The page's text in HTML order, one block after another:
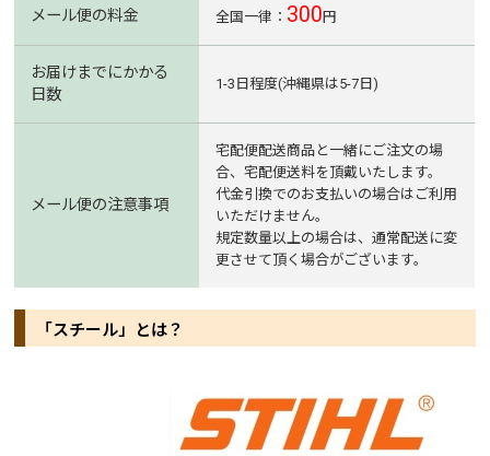
メール便の料金 全国一律： 300円
お届けまでにかかる
日数
1-3日程度(沖縄県は5-7日)
メール便の注意事項
宅配便配送商品と一緒にご注文の場
合、宅配便送料を頂戴いたします。
代金引換でのお支払いの場合はご利用
いただけません。
規定数量以上の場合は、通常配送に変
更させて頂く場合がございます。
「スチール」とは？